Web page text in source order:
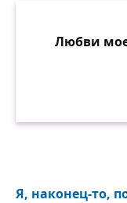
Любви
Я, наконец-то,